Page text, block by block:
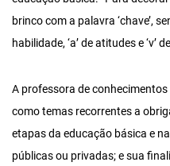
brinco com a palavra ‘chave’,
habilidade, ‘a’ de atitudes e ‘v’
A professora de
como temas recorrentes a
etapas da educação básica e
públicas ou privadas; e sua